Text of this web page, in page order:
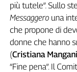
Genova,
il
della
ragione
120
anni
più tutele”. Sullo
Messaggero una
che propone di
donne che hanno
(Cristiana Mangani
“Fine pena”. Il